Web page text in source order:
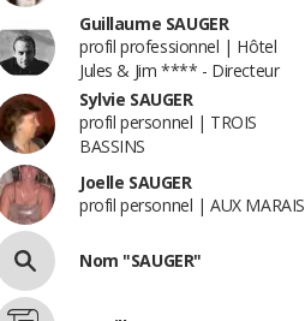
Guillaume SAUGER
profil professionnel | Hôtel
Jules & Jim **** - Directeur
Sylvie SAUGER
profil personnel | TROIS
BASSINS
Joelle SAUGER
profil personnel | AUX MARAIS
Nom "SAUGER"